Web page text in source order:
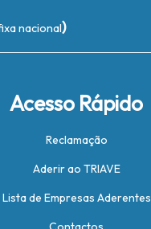
nacional)
Acesso Rápido
Reclamação
Aderir ao TRIAVE
Lista de Empresas Aderentes